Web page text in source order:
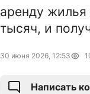
аренду жилья
тысяч, и
30 июня 2026, 12:53
Написать